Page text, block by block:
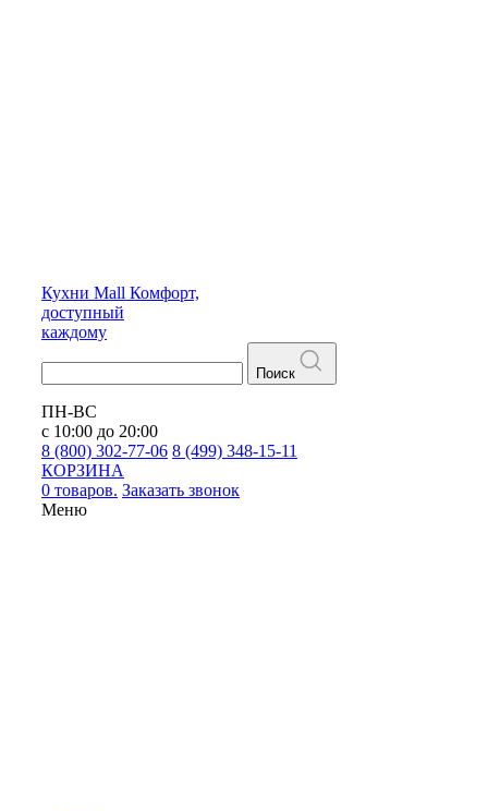
Кухни Mall Комфорт,
доступный
каждому
Поиск
ПН-ВС
с 10:00 до 20:00
8 (800) 302-77-06 8 (499) 348-15-11
КОРЗИНА
0 товаров. Заказать звонок
Меню